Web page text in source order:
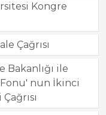
Kongre
Çağrısı
Bakanlığı ile
Fonu' nun İkinci